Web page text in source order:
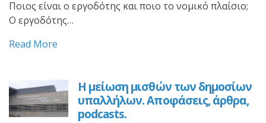
Ποιος είναι ο εργοδότης και ποιο το νομικό πλαίσιο;
Ο εργοδότης…
Read More
Η μείωση μισθών των δημοσίων
υπαλλήλων. Αποφάσεις, άρθρα,
podcasts.